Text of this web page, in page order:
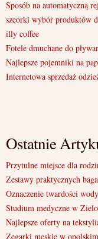
Sposób na automatyczną
szeorki wybór produktów
illy coffee
Fotele dmuchane do
Najlepsze pojemniki na
Internetowa sprzedaż
Ostatnie
Przytulne miejsce dla
Zestawy praktycznych
Oznaczenie twardości
Studium medyczne w
Najlepsze oferty na
Zegarki męskie w